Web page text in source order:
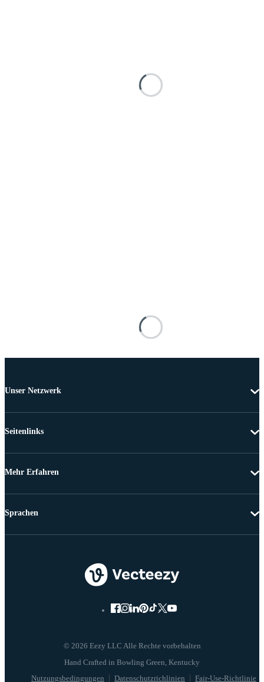
Unser Netzwerk
Seitenlinks
Mehr Erfahren
© 2026 Eezy LLC Alle Rechte vorbehalten
Nutzungsbedingungen Datenschutzrichlinien Fair-Use-Richtlinie
Sprachen